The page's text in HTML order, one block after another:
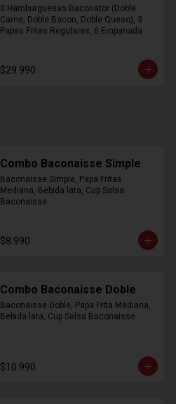
3 Hamburguesas Baconator (Doble
Carne, Doble Bacon, Doble Queso), 3
Papas Fritas Regulares, 6 Empanada
$29.990
Combo Baconaisse Simple
Baconaisse Simple, Papa Fritas
Mediana, Bebida lata, Cup Salsa
Baconaisse
$8.990
Combo Baconaisse Doble
Baconaisse Doble, Papa Frita Mediana,
Bebida lata, Cup Salsa Baconaisse
$10.990